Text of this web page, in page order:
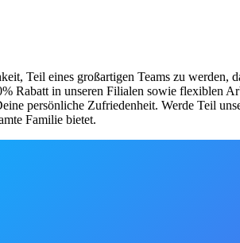
Teil eines großartigen Teams zu werden,
Rabatt in unseren Filialen sowie flexiblen
persönliche Zufriedenheit. Werde Teil
Familie bietet.